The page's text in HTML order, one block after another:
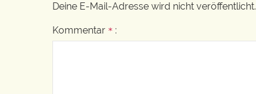
Deine E-Mail-Adresse wird nicht veröffentlicht.
Kommentar * :